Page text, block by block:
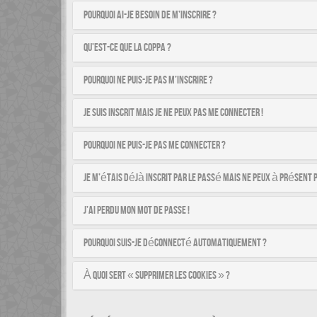
Pourquoi ai-je besoin de m’inscrire ?
Qu’est-ce que la COPPA ?
Pourquoi ne puis-je pas m’inscrire ?
Je suis inscrit mais je ne peux pas me connecter !
Pourquoi ne puis-je pas me connecter ?
Je m’étais déjà inscrit par le passé mais ne peux à présent
J’ai perdu mon mot de passe !
Pourquoi suis-je déconnecté automatiquement ?
À quoi sert « Supprimer les cookies » ?